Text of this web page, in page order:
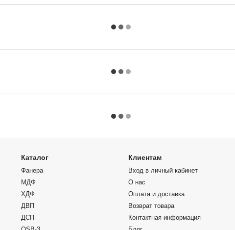
Каталог
Фанера
МДФ
ХДФ
ДВП
ДСП
Клиентам
Вход в личный кабинет
О нас
Оплата и доставка
Возврат товара
Контактная информация